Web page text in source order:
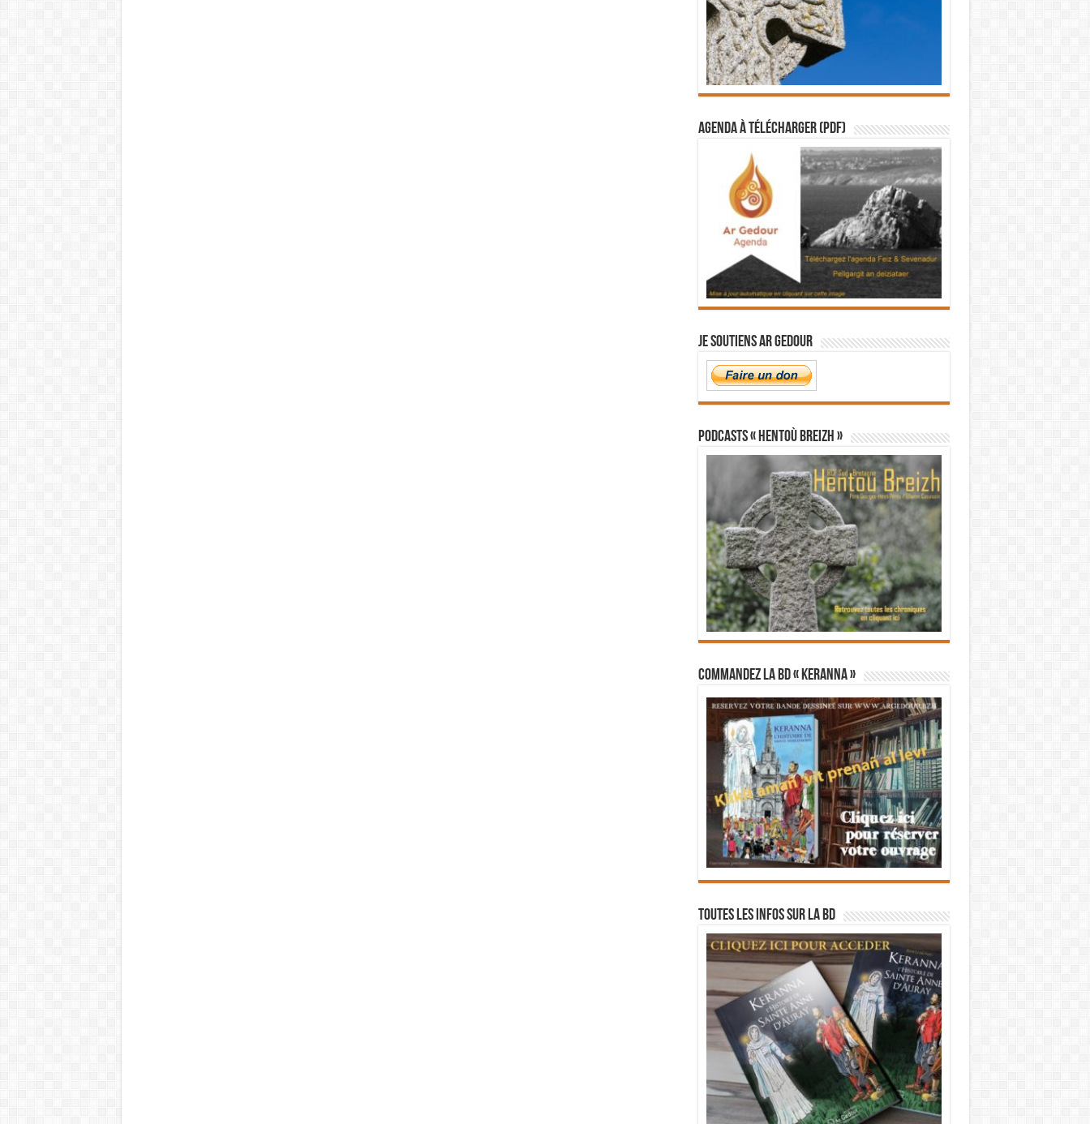
Agenda à télécharger (PDF)
Je soutiens Ar Gedour
PODCASTS « Hentoù Breizh »
Commandez la BD « Keranna »
Toutes les infos sur la BD